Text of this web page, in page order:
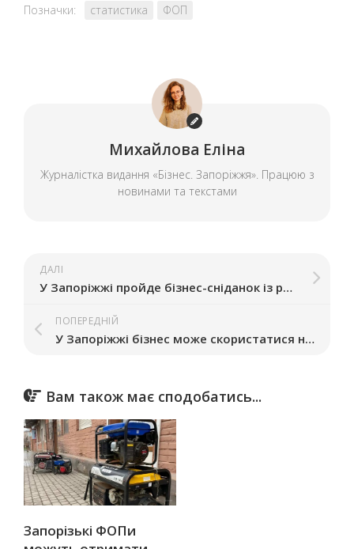
Позначки: статистика ФОП
Михайлова Еліна
Журналістка видання «Бізнес. Запоріжжя». Працюю з
новинами та текстами
ДАЛІ
У Запоріжжі пройде бізнес-сніданок із регіональним координатором програми «Ти як?» та ментором спільноти Board
ПОПЕРЕДНІЙ
У Запоріжжі бізнес може скористатися новою платформою «СтопТиск»
Вам також має сподобатись...
Запорізькі ФОПи